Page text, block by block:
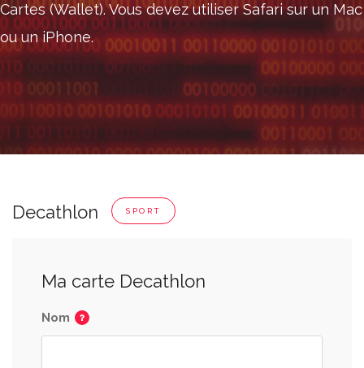
Cartes (Wallet). Vous devez utiliser Safari sur un Mac
ou un iPhone.
Decathlon SPORT
Ma carte Decathlon
Nom